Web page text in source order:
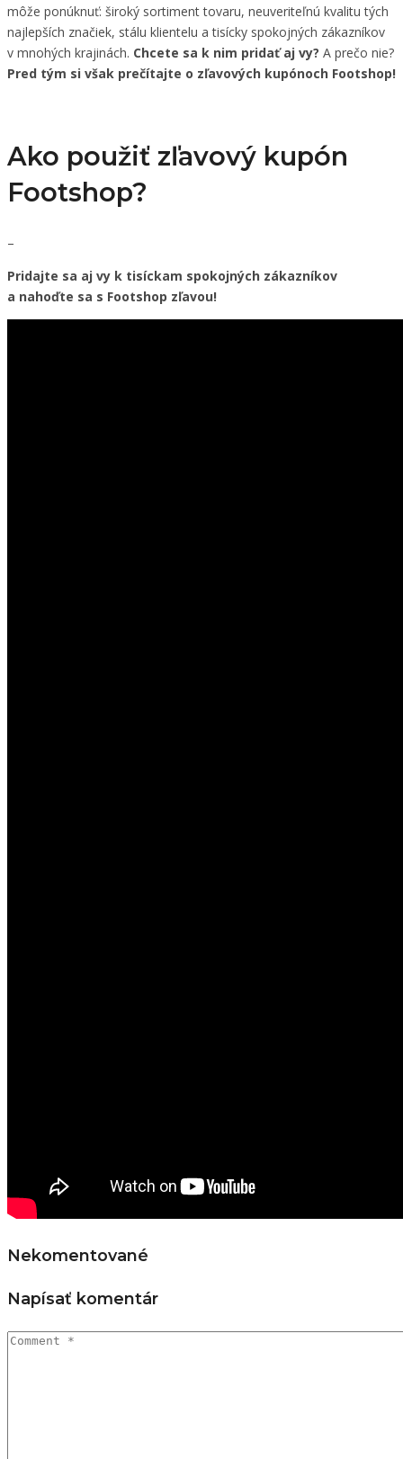
môže ponúknuť: široký sortiment tovaru, neuveriteľnú kvalitu tých
najlepších značiek, stálu klientelu a tisícky spokojných zákazníkov
v mnohých krajinách. Chcete sa k nim pridať aj vy? A prečo nie?
Pred tým si však prečítajte o zľavových kupónoch Footshop!
Ako použiť zľavový kupón
Footshop?
–
Pridajte sa aj vy k tisíckam spokojných zákazníkov
a nahoďte sa s Footshop zľavou!
Nekomentované
Napísať komentár